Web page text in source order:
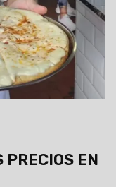
PRECIOS EN
de siempre a